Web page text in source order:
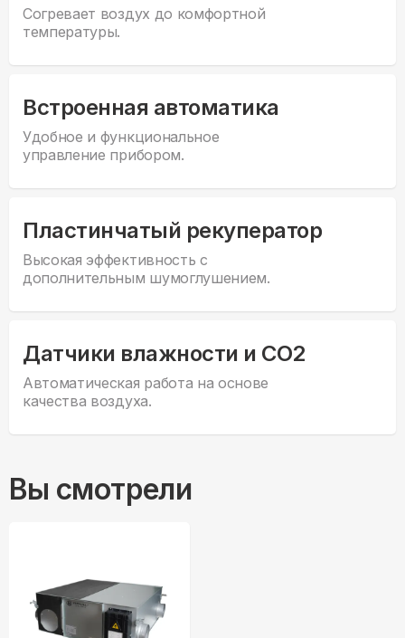
Согревает воздух до комфортной
температуры.
Встроенная автоматика
Удобное и функциональное
управление прибором.
Пластинчатый рекуператор
Высокая эффективность с
дополнительным шумоглушением.
Датчики влажности и CO2
Автоматическая работа на основе
качества воздуха.
Вы смотрели